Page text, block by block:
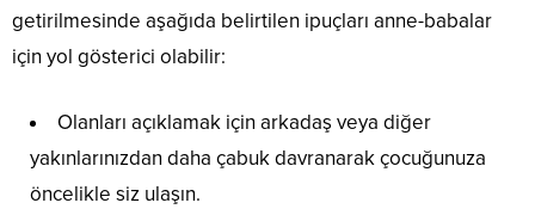
getirilmesinde aşağıda belirtilen ipuçları anne-babalar
için yol gösterici olabilir:
Olanları açıklamak için arkadaş veya diğer
yakınlarınızdan daha çabuk davranarak çocuğunuza
öncelikle siz ulaşın.